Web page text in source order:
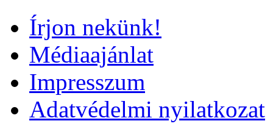
Írjon nekünk!
Médiaajánlat
Impresszum
Adatvédelmi nyilatkozat